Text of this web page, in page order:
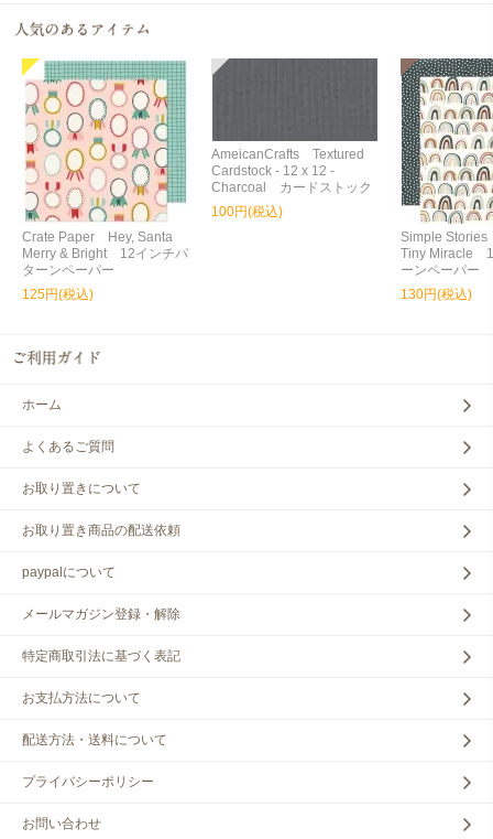
Crate Paper Hey, Santa
Merry & Bright 12インチパ
ターンペーパー
125円(税込)
AmeicanCrafts Textured
Cardstock - 12 x 12 -
Charcoal カードストック
100円(税込)
Simple
Tiny Miracle
ーンペーパー
130円(税込)
ホーム
よくあるご質問
お取り置きについて
お取り置き商品の配送依頼
paypalについて
メールマガジン登録・解除
特定商取引法に基づく表記
お支払方法について
配送方法・送料について
プライバシーポリシー
お問い合わせ